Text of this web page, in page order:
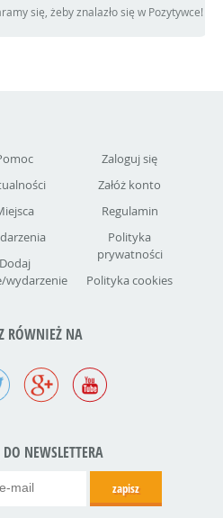
się, żeby znalazło się w Pozytywce!
Dodaj
wydarzenie
Zaloguj się
Załóż konto
Regulamin
Polityka
prywatności
Polityka cookies
RÓWNIEŻ NA
NEWSLETTERA